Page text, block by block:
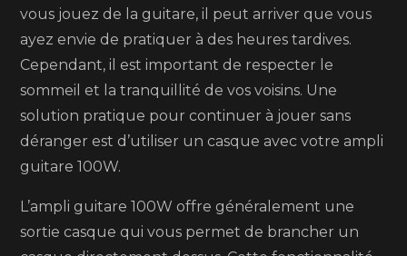
vous jouez de la guitare, il peut arriver que vous
ayez envie de pratiquer à des heures tardives.
Cependant, il est important de respecter le
sommeil et la tranquillité de vos voisins. Une
solution pratique pour continuer à jouer sans
déranger est d’utiliser un casque avec votre ampli
guitare 100W.
L’ampli guitare 100W offre généralement une
sortie casque qui vous permet de brancher un